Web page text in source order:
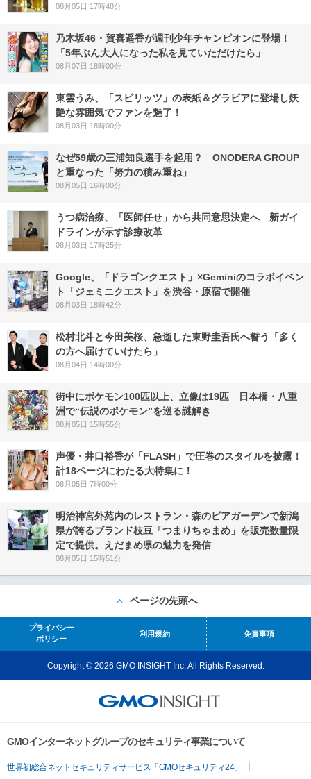
08月05日 17時48分
乃木坂46・賀喜遥香が週刊少年チャンピオンに登場！
「5年ぶん大人になった私を見ていただけたら」
08月07日 18時00分
東雲うみ、「スピリッツ」の表紙＆グラビアに登場し妖
艶な雰囲気でファンを魅了！
08月03日 18時00分
なぜ59歳の三浦知良選手を起用？ ONODERA GROUP
と重なった「努力の積み重ね」
08月05日 16時00分
うつ病治療、「医師任せ」から共同意思決定へ 新ガイ
ドラインが示す診療改革
08月03日 17時25分
Google、「ドラゴンクエスト」×Geminiのコラボイベン
ト「ジェミニクエスト」を渋谷・原宿で開催
08月03日 18時42分
松村北斗と今田美桜、急逝した東野圭吾氏へ誓う「多く
の方へ届けていけたら」
08月04日 14時00分
街中にポケモン100匹以上、立像は19匹 日本橋・八重
洲で“伝説のポケモン”を巡る謎解き
08月05日 15時55分
声優・井口裕香が「FLASH」で圧巻のスタイルを披露！
計18ページにわたる大特集に！
08月05日 7時00分
明治神宮外苑内のレストラン・森のビアガーデンで新潟
県が誇るブランド枝豆「つまりちゃまめ」を販売数量限
定で提供。えだまめ県の魅力を発信
08月05日 15時51分
ページの先頭へ
プライバシー
ポリシー
利用規約 免責事項
Copyright © 2026 GMO INSIGHT Inc. All Rights Reserved.
GMOインターネットグループのセキュリティ事業について
世界初総合ネットセキュリティサービス「GMOセキュリティ24」